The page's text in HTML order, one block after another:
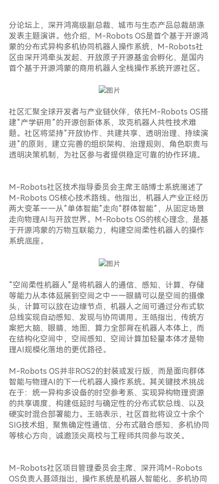
分论坛上，深开鸿高级副总裁、城市与生态产品总裁胡涤
发表主题演讲。他介绍，M-Robots OS是首个基于开源鸿
蒙的分布式异构多机协同机器人操作系统，M-Robots社
区由深开鸿牵头发起、开放原子开源基金会孵化，是国内
首个基于开源鸿蒙的商用机器人全栈操作系统开源社区。
社区汇聚全球开发者与产业链伙伴，依托M-Robots OS搭
建“产学研用”的开源创新体系，攻克机器人共性技术难
题。社区将坚持“开放协作、共建共享、透明治理、持续演
进”的原则，建立完善的组织架构、治理规则、角色职责与
透明决策机制，为社区参与者提供稳定可靠的协作环境。
M-Robots社区技术指导委员会主席王皓博士系统阐述了
M-Robots OS核心技术路线。他指出，机器人产业正经历
两大变革——从“单体智能”走向“群体智能”，从固定场景
走向物理AI与开放世界。M-Robots OS的核心理念，是基
于开源鸿蒙的万物互联能力，构建空间柔性机器人的操作
系统底座。
“空间柔性机器人”是将机器人的通信、感知、计算、存储
等能力从本体延展到空间之中——眼睛可以是空间的摄像
头，计算可以放在边缘节点，机器人之间可通过分布式软
总线实现自动感知、发现与协同调用。王皓指出，传统方
案把大脑、眼睛、地图、算力全部背在机器人本体上，而
在结构化空间中，空间感知、空间计算加轻量本体才是物
理AI规模化落地的更优路径。
M-Robots OS并非ROS2的封装或发行版，而是面向群体
智能与物理AI的下一代机器人操作系统。其关键技术挑战
在于：统一异构多设备的时空参考系、实现异构物理资源
的共享调度、构建低延时与确定性的分布式软总线、以及
硬实时混合部署能力。王皓表示，社区首批将设立十余个
SIG技术组，聚焦确定性通信、分布式融合感知、多机协同
等核心方向，诚邀顶尖高校与工程师共同参与攻关。
M-Robots社区项目管理委员会主席、深开鸿M-Robots
OS负责人聂颂指出，操作系统是机器人智能化、多机协同